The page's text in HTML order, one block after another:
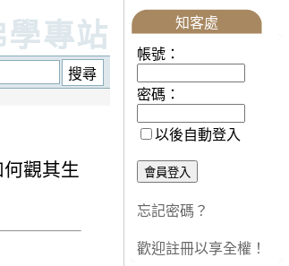
專站
觀其生
知客處
帳號：
密碼：
以後自動登入
忘記密碼？
歡迎註冊以享全權！